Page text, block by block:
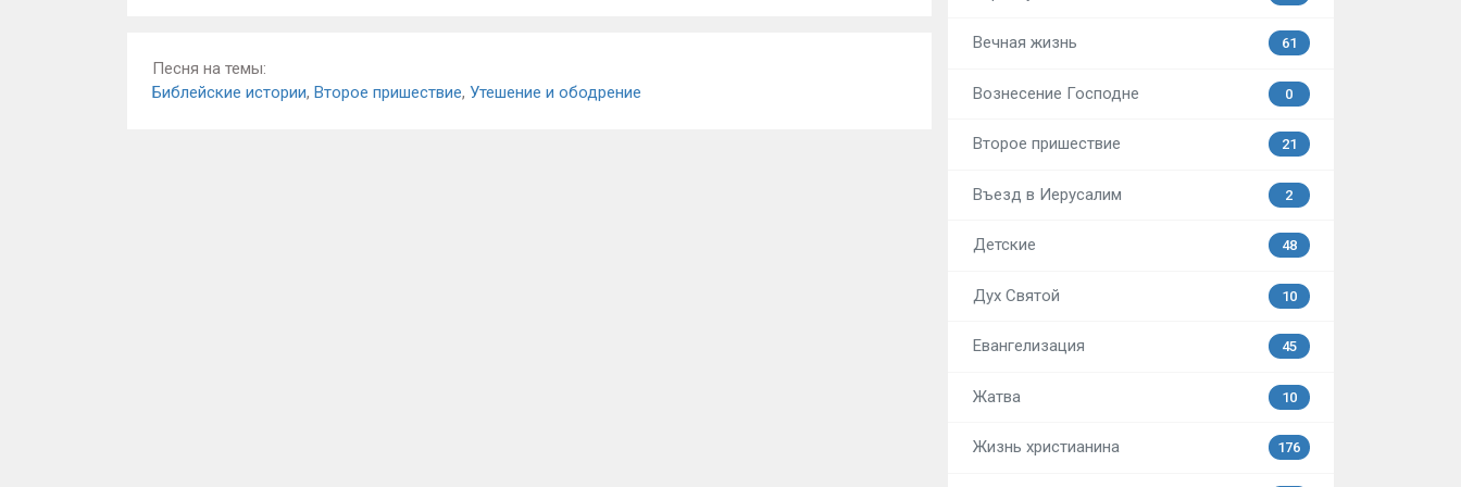
Песня на темы:
Библейские истории, Второе пришествие, Утешение и ободрение
Вечная жизнь 61
Вознесение Господне 0
Второе пришествие 21
Въезд в Иерусалим 2
Детские 48
Дух Святой 10
Евангелизация 45
Жатва 10
Жизнь христианина 176